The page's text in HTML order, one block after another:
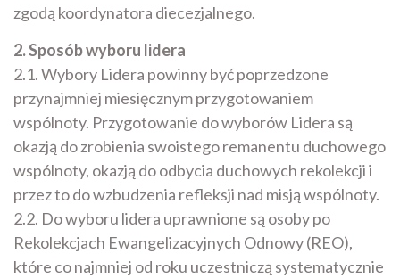
zgodą koordynatora diecezjalnego.
2. Sposób wyboru lidera
2.1. Wybory Lidera powinny być poprzedzone
przynajmniej miesięcznym przygotowaniem
wspólnoty. Przygotowanie do wyborów Lidera są
okazją do zrobienia swoistego remanentu duchowego
wspólnoty, okazją do odbycia duchowych rekolekcji i
przez to do wzbudzenia refleksji nad misją wspólnoty.
2.2. Do wyboru lidera uprawnione są osoby po
Rekolekcjach Ewangelizacyjnych Odnowy (REO),
które co najmniej od roku uczestniczą systematycznie